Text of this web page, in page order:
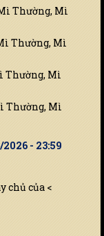
Thường, Mì
Thường, Mì
Thường, Mì
Thường, Mì
- 23:59
chủ của <